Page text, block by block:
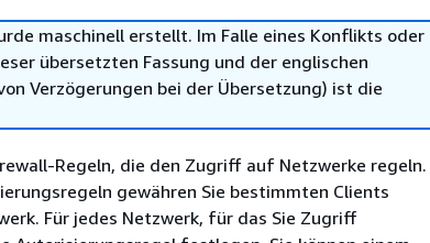
maschinell erstellt. Im Falle eines Konflikts oder
übersetzten Fassung und der englischen
Verzögerungen bei der Übersetzung) ist die
Regeln, die den Zugriff auf Netzwerke regeln.
gewähren Sie bestimmten Clients
Für jedes Netzwerk, für das Sie Zugriff